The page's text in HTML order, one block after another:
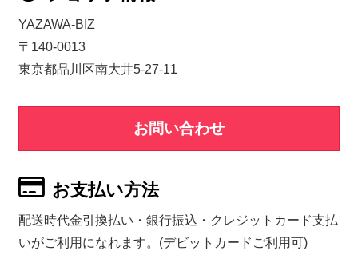
YAZAWA-BIZ
〒140-0013
東京都品川区南大井5-27-11
お問い合わせ
お支払い方法
配送時代金引換払い・銀行振込・クレジットカード支払
いがご利用になれます。(デビットカードご利用可)